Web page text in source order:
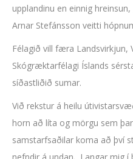
upplandinu en einnig
Arnar Stefánsson veitti
Félagið vill færa Landsvirkjun,
Skógræktarfélagi Íslands
síðastliðið sumar.
Við rekstur á heilu
horn að líta og mörgu sem
samstarfsaðilar koma að því